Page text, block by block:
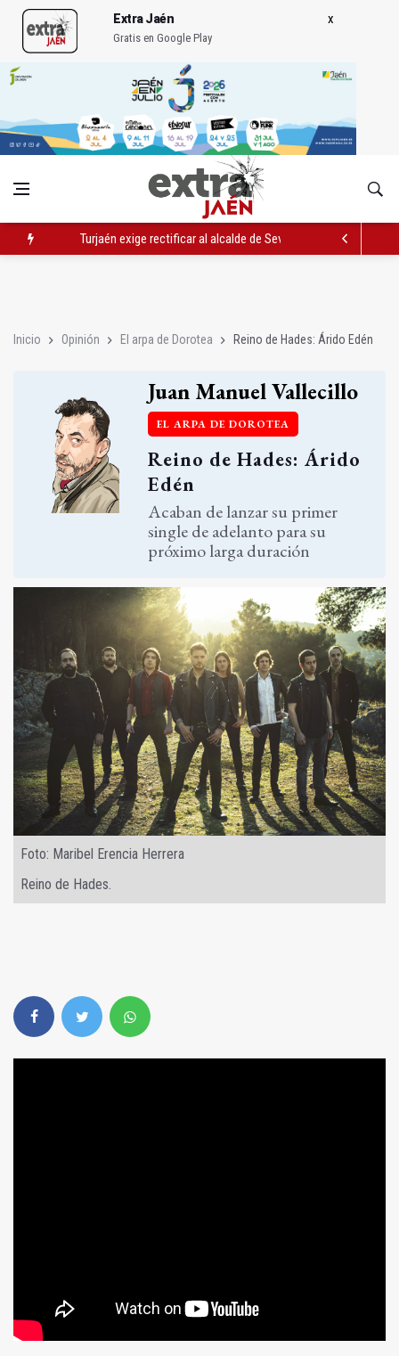
Extra Jaén
Gratis en Google Play
Turjaén exige rectificar al alcalde de Sevilla por
Inicio Opinión El arpa de Dorotea Reino de Hades: Árido Edén
Juan Manuel Vallecillo
EL ARPA DE DOROTEA
Reino de Hades: Árido
Edén
Acaban de lanzar su primer
single de adelanto para su
próximo larga duración
Foto: Maribel Erencia Herrera
Reino de Hades.